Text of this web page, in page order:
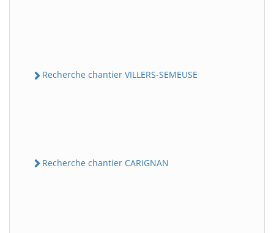
Recherche chantier VILLERS-SEMEUSE
Recherche chantier CARIGNAN